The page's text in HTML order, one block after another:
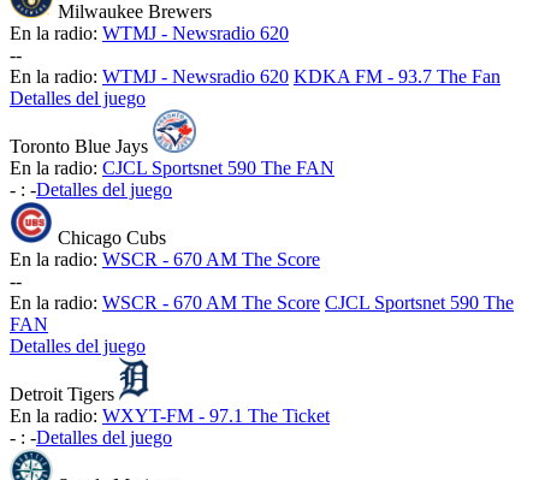
Milwaukee Brewers
En la radio: WTMJ - Newsradio 620
--
En la radio: WTMJ - Newsradio 620 KDKA FM - 93.7 The Fan
Detalles del juego
Toronto Blue Jays
En la radio: CJCL Sportsnet 590 The FAN
- : -Detalles del juego
Chicago Cubs
En la radio: WSCR - 670 AM The Score
--
En la radio: WSCR - 670 AM The Score CJCL Sportsnet 590 The
FAN
Detalles del juego
Detroit Tigers
En la radio: WXYT-FM - 97.1 The Ticket
- : -Detalles del juego